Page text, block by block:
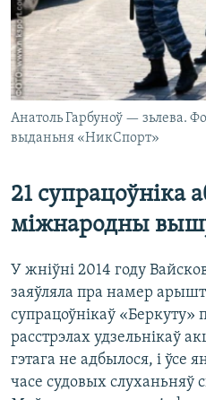
Анатоль Гарбуноў — зьлева.
выданьня «НикСпорт»
21 супрацоўніка
міжнародны
У жніўні 2014 году
заяўляла пра намер
супрацоўнікаў «Беркуту»
расстрэлах удзельнікаў
гэтага не адбылося, і ўсе
часе судовых слуханьняў